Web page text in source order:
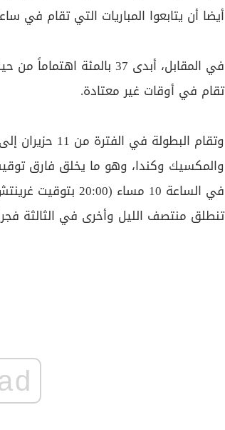
أيضا أن يتابعوا المباريات التي تقام في
في المقابل، أبدى 37 بالمئة
تقام في أوقات غير معتادة.
وتقام البطولة في الفترة من 11 حزيران إلى 19
والمكسيك وكندا، وهو ما يخلق فارق
في الساعة 10 مساء
تنطلق منتصف الليل وأخرى في الثالثة